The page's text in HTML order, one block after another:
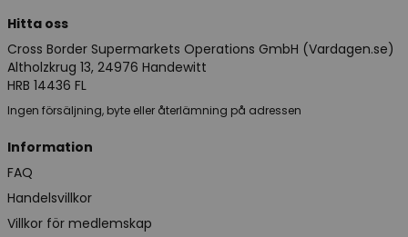
Hitta oss
Cross Border Supermarkets Operations GmbH (Vardagen.se)
Altholzkrug 13, 24976 Handewitt
HRB 14436 FL
Ingen försäljning, byte eller återlämning på adressen
Information
FAQ
Handelsvillkor
Villkor för medlemskap